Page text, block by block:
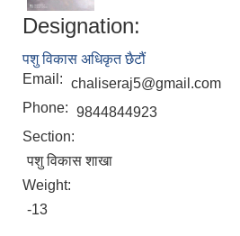
Designation:
पशु विकास अधिकृत छैटौं
Email: chaliseraj5@gmail.com
Phone: 9844844923
Section:
पशु विकास शाखा
Weight:
-13